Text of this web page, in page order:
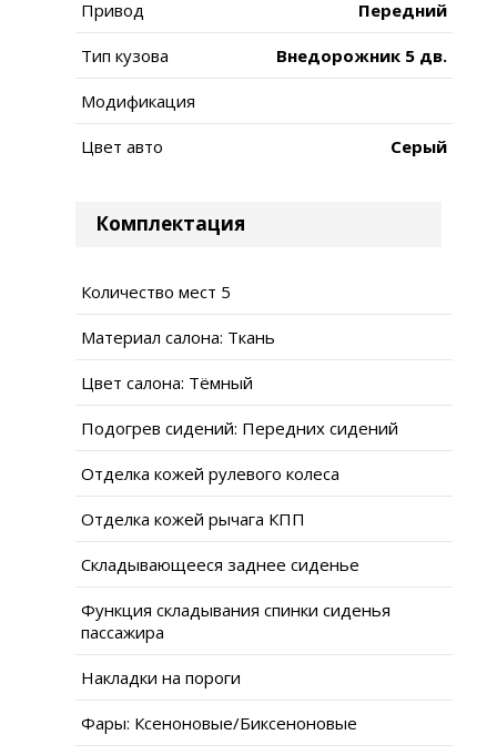
Привод Передний
Тип кузова Внедорожник 5 дв.
Модификация
Цвет авто Серый
Комплектация
Количество мест 5
Материал салона: Ткань
Цвет салона: Тёмный
Подогрев сидений: Передних сидений
Отделка кожей рулевого колеса
Отделка кожей рычага КПП
Складывающееся заднее сиденье
Функция складывания спинки сиденья
пассажира
Накладки на пороги
Фары: Ксеноновые/Биксеноновые